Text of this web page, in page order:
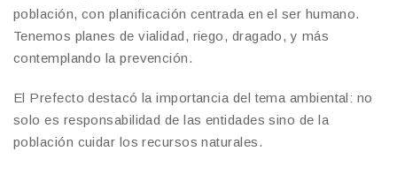
población, con planificación centrada en el ser humano.
Tenemos planes de vialidad, riego, dragado, y más
contemplando la prevención.
El Prefecto destacó la importancia del tema ambiental: no
solo es responsabilidad de las entidades sino de la
población cuidar los recursos naturales.